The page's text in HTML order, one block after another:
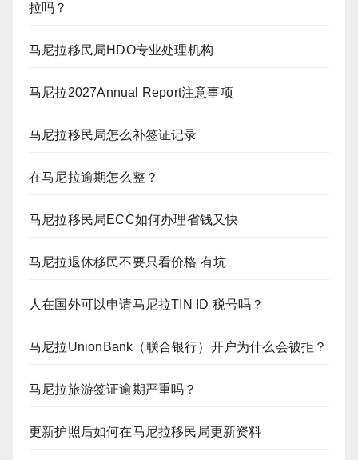
拉吗？
马尼拉移民局HDO专业处理机构
马尼拉2027Annual Report注意事项
马尼拉移民局怎么补签证记录
在马尼拉逾期怎么整？
马尼拉移民局ECC如何办理省钱又快
马尼拉退休移民不要只看价格 有坑
人在国外可以申请马尼拉TIN ID 税号吗？
马尼拉UnionBank（联合银行）开户为什么会被拒？
马尼拉旅游签证逾期严重吗？
更新护照后如何在马尼拉移民局更新资料